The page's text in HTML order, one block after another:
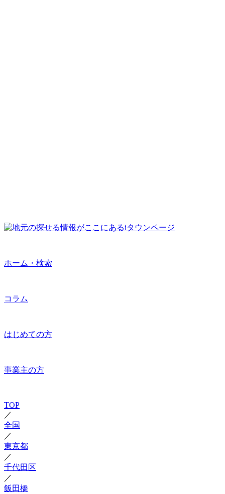
ホーム・検索
コラム
はじめての方
事業主の方
TOP
／
全国
／
東京都
／
千代田区
／
飯田橋